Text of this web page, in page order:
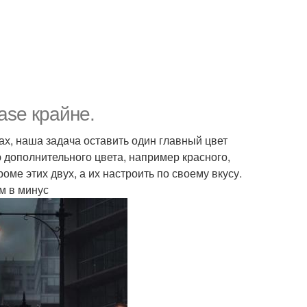
крайне.
наша задача оставить один главный цвет
цвета, например красного,
этих двух, а их настроить по своему вкусу.
в минус